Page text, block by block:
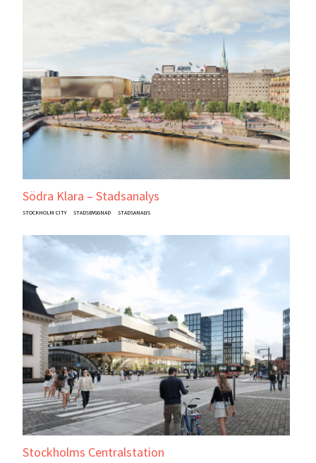
Södra Klara – Stadsanalys
STOCKHOLM CITY STADSBYGGNAD STADSANALYS
Stockholms Centralstation